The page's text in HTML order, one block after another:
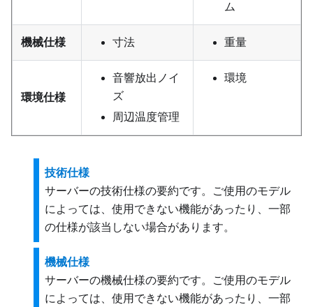
ム
機械仕様 寸法 重量
環境仕様
音響放出ノイ
ズ
周辺温度管理
環境
技術仕様
サーバーの技術仕様の要約です。ご使用のモデル
によっては、使用できない機能があったり、一部
の仕様が該当しない場合があります。
機械仕様
サーバーの機械仕様の要約です。ご使用のモデル
によっては、使用できない機能があったり、一部